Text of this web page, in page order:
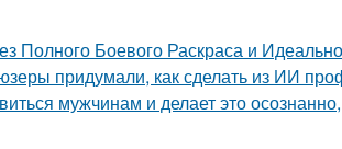
Полного Боевого Раскраса и
придумали, как сделать из ИИ
мужчинам и делает это